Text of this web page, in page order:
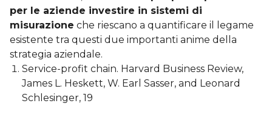
per le aziende investire in sistemi di
misurazione che riescano a quantificare il legame
esistente tra questi due importanti anime della
strategia aziendale.
Service-profit chain. Harvard Business Review,
James L. Heskett, W. Earl Sasser, and Leonard
Schlesinger, 19